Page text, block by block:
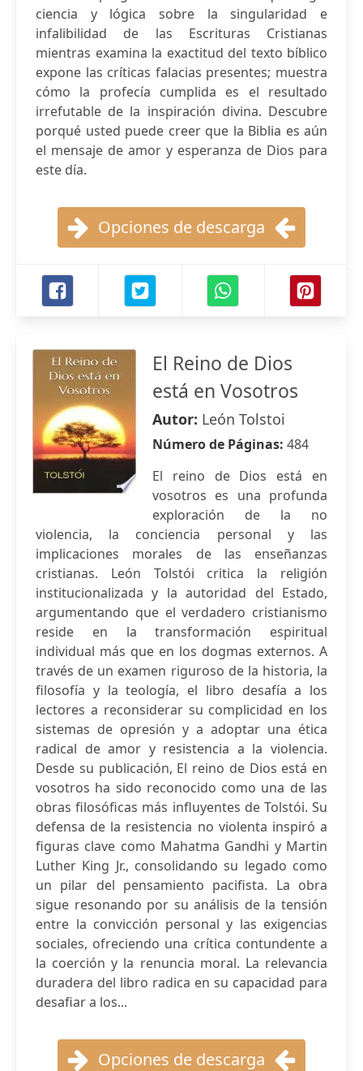
ciencia y lógica sobre la singularidad e
infalibilidad de las Escrituras Cristianas
mientras examina la exactitud del texto bíblico
expone las críticas falacias presentes; muestra
cómo la profecía cumplida es el resultado
irrefutable de la inspiración divina. Descubre
porqué usted puede creer que la Biblia es aún
el mensaje de amor y esperanza de Dios para
este día.
Opciones de descarga
El Reino de Dios
está en Vosotros
Autor: León Tolstoi
Número de Páginas: 484
El reino de Dios está en
vosotros es una profunda
exploración de la no
violencia, la conciencia personal y las
implicaciones morales de las enseñanzas
cristianas. León Tolstói critica la religión
institucionalizada y la autoridad del Estado,
argumentando que el verdadero cristianismo
reside en la transformación espiritual
individual más que en los dogmas externos. A
través de un examen riguroso de la historia, la
filosofía y la teología, el libro desafía a los
lectores a reconsiderar su complicidad en los
sistemas de opresión y a adoptar una ética
radical de amor y resistencia a la violencia.
Desde su publicación, El reino de Dios está en
vosotros ha sido reconocido como una de las
obras filosóficas más influyentes de Tolstói. Su
defensa de la resistencia no violenta inspiró a
figuras clave como Mahatma Gandhi y Martin
Luther King Jr., consolidando su legado como
un pilar del pensamiento pacifista. La obra
sigue resonando por su análisis de la tensión
entre la convicción personal y las exigencias
sociales, ofreciendo una crítica contundente a
la coerción y la renuncia moral. La relevancia
duradera del libro radica en su capacidad para
desafiar a los...
Opciones de descarga